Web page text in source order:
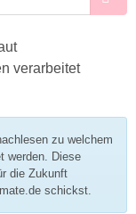
verarbeitet
zu welchem
werden. Diese
die Zukunft
schickst.